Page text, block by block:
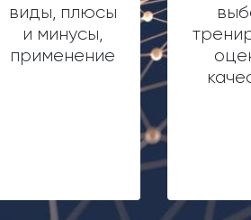
виды, плюсы
и минусы,
применение